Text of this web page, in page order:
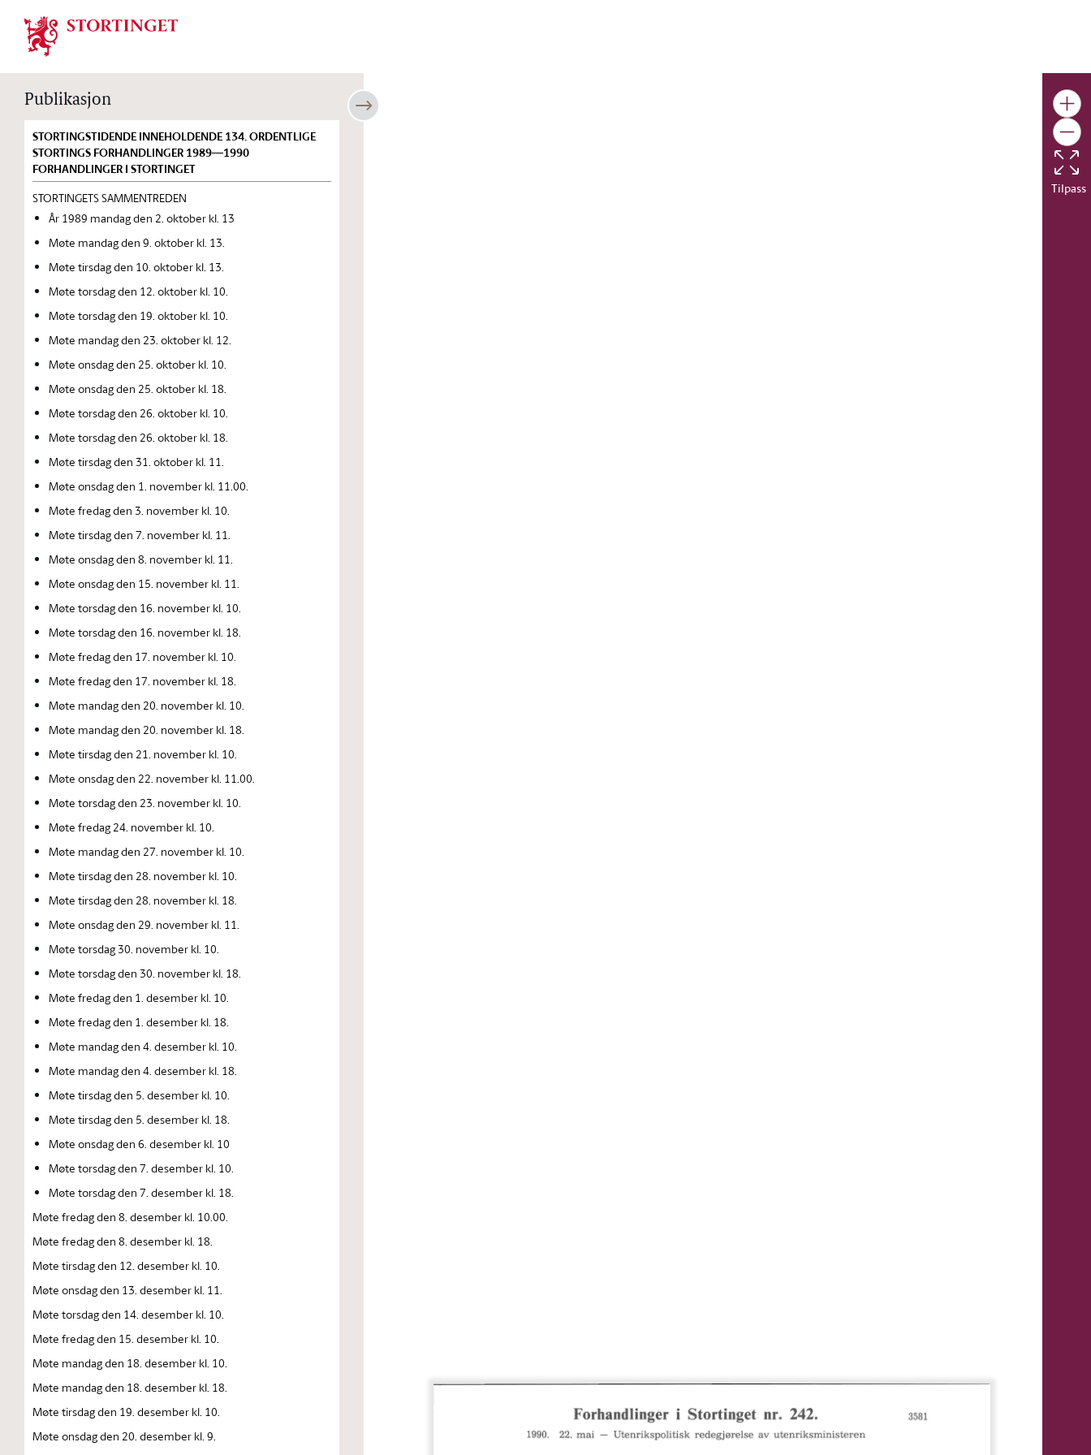
Stortinget.no
Publikasjon
STORTINGSTIDENDE INNEHOLDENDE 134. ORDENTLIGE
STORTINGS FORHANDLINGER 1989—1990
FORHANDLINGER I STORTINGET
STORTINGETS SAMMENTREDEN
År 1989 mandag den 2. oktober kl. 13
Møte mandag den 9. oktober kl. 13.
Møte tirsdag den 10. oktober kl. 13.
Møte torsdag den 12. oktober kl. 10.
Møte torsdag den 19. oktober kl. 10.
Møte mandag den 23. oktober kl. 12.
Møte onsdag den 25. oktober kl. 10.
Møte onsdag den 25. oktober kl. 18.
Møte torsdag den 26. oktober kl. 10.
Møte torsdag den 26. oktober kl. 18.
Møte tirsdag den 31. oktober kl. 11.
Møte onsdag den 1. november kl. 11.00.
Møte fredag den 3. november kl. 10.
Møte tirsdag den 7. november kl. 11.
Møte onsdag den 8. november kl. 11.
Møte onsdag den 15. november kl. 11.
Møte torsdag den 16. november kl. 10.
Møte torsdag den 16. november kl. 18.
Møte fredag den 17. november kl. 10.
Møte fredag den 17. november kl. 18.
Møte mandag den 20. november kl. 10.
Møte mandag den 20. november kl. 18.
Møte tirsdag den 21. november kl. 10.
Møte onsdag den 22. november kl. 11.00.
Møte torsdag den 23. november kl. 10.
Møte fredag 24. november kl. 10.
Møte mandag den 27. november kl. 10.
Møte tirsdag den 28. november kl. 10.
Møte tirsdag den 28. november kl. 18.
Møte onsdag den 29. november kl. 11.
Møte torsdag 30. november kl. 10.
Møte torsdag den 30. november kl. 18.
Møte fredag den 1. desember kl. 10.
Møte fredag den 1. desember kl. 18.
Møte mandag den 4. desember kl. 10.
Møte mandag den 4. desember kl. 18.
Møte tirsdag den 5. desember kl. 10.
Møte tirsdag den 5. desember kl. 18.
Møte onsdag den 6. desember kl. 10
Møte torsdag den 7. desember kl. 10.
Møte torsdag den 7. desember kl. 18.
Møte fredag den 8. desember kl. 10.00.
Møte fredag den 8. desember kl. 18.
Møte tirsdag den 12. desember kl. 10.
Møte onsdag den 13. desember kl. 11.
Møte torsdag den 14. desember kl. 10.
Møte fredag den 15. desember kl. 10.
Møte mandag den 18. desember kl. 10.
Møte mandag den 18. desember kl. 18.
Møte tirsdag den 19. desember kl. 10.
Møte onsdag den 20. desember kl. 9.